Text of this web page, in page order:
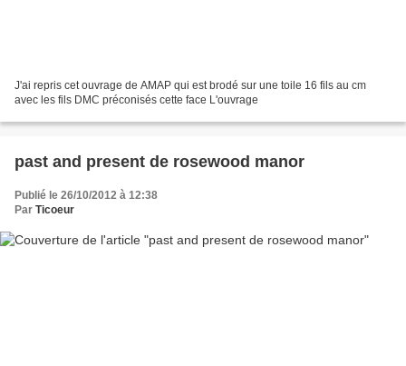
J'ai repris cet ouvrage de AMAP qui est brodé sur une toile 16 fils au cm
avec les fils DMC préconisés cette face L'ouvrage
past and present de rosewood manor
Publié le 26/10/2012 à 12:38
Par Ticoeur